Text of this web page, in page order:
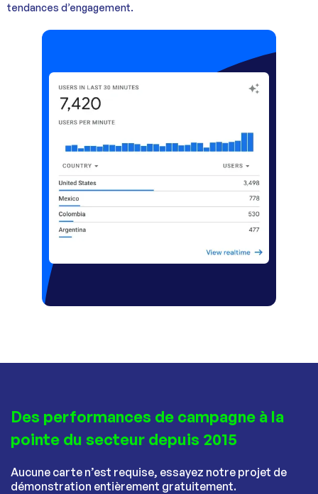
tendances d’engagement.
Des performances de campagne à la
pointe du secteur depuis 2015
Aucune carte n’est requise, essayez notre projet de
démonstration entièrement gratuitement.